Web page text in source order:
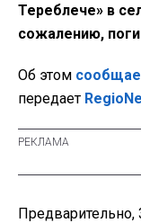
Тереблече» в
сожалению,
Об этом
передает
Предварительно,